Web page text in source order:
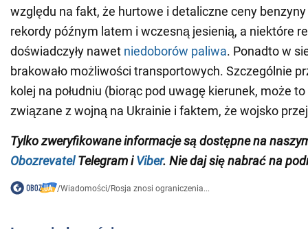
względu na fakt, że hurtowe i detaliczne ceny benzyny
rekordy późnym latem i wczesną jesienią, a niektóre
doświadczyły nawet niedoborów paliwa. Ponadto w
brakowało możliwości transportowych. Szczególnie
kolej na południu (biorąc pod uwagę kierunek, może
związane z wojną na Ukrainie i faktem, że wojsko
Tylko zweryfikowane informacje są dostępne na
ObozrevatelTelegram iViber. Nie daj się nabrać na
/Wiadomości/Rosja znosi ograniczenia...